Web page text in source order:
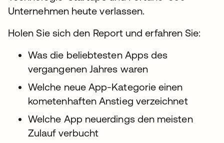
Unternehmen heute verlassen.
Holen Sie sich den Report und erfahren Sie:
Was die beliebtesten Apps des
vergangenen Jahres waren
Welche neue App-Kategorie einen
kometenhaften Anstieg verzeichnet
Welche App neuerdings den meisten
Zulauf verbucht